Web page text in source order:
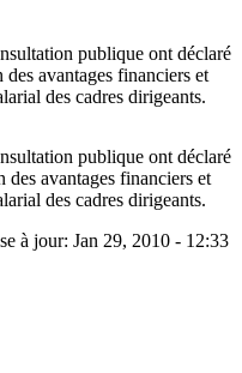
publique ont déclaré
avantages financiers et
des cadres dirigeants.
publique ont déclaré
avantages financiers et
des cadres dirigeants.
à jour: Jan 29, 2010 - 12:33